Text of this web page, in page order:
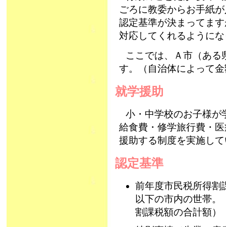
ごろに教委からお手紙
認定基準が決まってま
対応してくれるように
ここでは、Ａ市（あ
す。（自治体によって
就学援助
小・中学校のお子様が
給食費・修学旅行費・
援助する制度を実施し
認定基準
前年度市民税所得割
以下の市内の世帯。
割課税額の合計額）